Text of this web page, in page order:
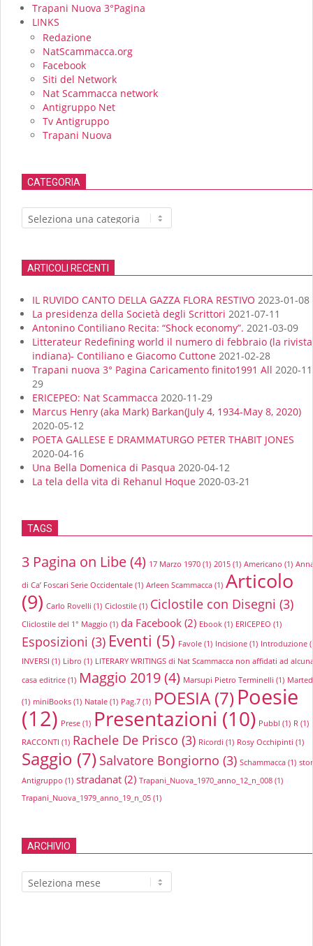
Trapani Nuova 3°Pagina
LINKS
Redazione
NatScammacca.org
Facebook
Siti del Network
Nat Scammacca network
Antigruppo Net
Tv Antigruppo
Trapani Nuova
CATEGORIA
Categoria
ARTICOLI RECENTI
IL RUVIDO CANTO DELLA GAZZA FLORA RESTIVO 2023-01-08
La presidenza della Società degli Scrittori 2021-07-11
Antonino Contiliano Recita: “Shock economy”. 2021-03-09
Litterateur Redefining world il numero di febbraio (la rivista
indiana)- Contiliano e Giacomo Cuttone 2021-02-28
Trapani nuova 3° Pagina Caricamento finito1991 All 2020-
29
ERICEPEO: Nat Scammacca 2020-11-29
Marcus Henry (aka Mark) Barkan(July 4, 1934-May 8, 2020)
2020-05-12
POETA GALLESE E DRAMMATURGO PETER THABIT JONES
2020-04-16
Una Bella Domenica di Pasqua 2020-04-12
La tela della vita di Rehanul Hoque 2020-03-21
TAGS
3 Pagina on Libe(4) 17 Marzo 1970 (1) 2015 (1) Americano (1)
di Ca’ Foscari Serie Occidentale (1) Arleen Scammacca (1) Articolo
(9) Carlo Rovelli (1) Ciclostile (1) Ciclostile con Disegni (3)
Cliclostile del 1° Maggio (1) da Facebook (2) Ebook (1) ERICEPEO (1)
Esposizioni (3) Eventi (5) Favole (1) Incisione (1) Introduzione
INVERSI (1) Libro (1) LITERARY WRITINGS di Nat Scammacca non affidati ad
casa editrice (1) Maggio 2019(4) Marsupi Pietro Terminelli (1)
(1) miniBooks (1) Natale (1) Pag.7 (1) POESIA (7)Poesie
(12) Prese (1) Presentazioni (10) Pubbl (1) R (1)
RACCONTI (1) Rachele De Prisco (3) Ricordi (1) Rosy Occhipinti (1)
Saggio (7) Salvatore Bongiorno (3) Schammacca (1)
Antigruppo (1) stradanat (2) Trapani_Nuova_1970_anno_12_n_008 (1)
Trapani_Nuova_1979_anno_19_n_05 (1)
ARCHIVIO
Archivio